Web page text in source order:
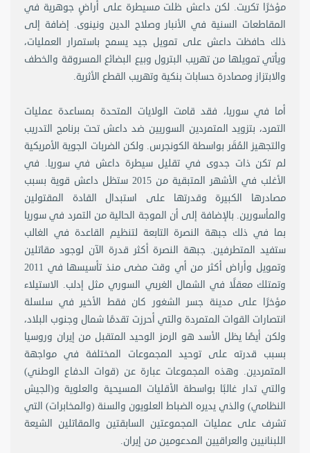
مؤخرًا تكريت. لكن داعش ظلت مسيطرة على أراضٍ جوهرية في
المقاطعات السنية في الأنبار وصلاح الدين ونينوى. إضافة إلى
ذلك حافظت داعش على تمويل جيد يسمح باستمرار العمليات،
ويأتي تمويلها من تهريب البترول وبيع البضائع المسروقة والخطف
والابتزاز ومصادرة حسابات بنكية وتهريب القطع الأثرية.
أما في سوريا، فقد قامت الولايات المتحدة بمساعدة عمليات
التمرد، بتزويد المتمردين السوريين ضد داعش تحت برنامج التدريب
والتجهيز المُقَر بواسطة الكونجرس. ولكن الضربات الجوية الأمريكية
لم تكن ذات جدوى في تقليل سيطرة داعش في سوريا. في
الأغلب في الأشهر المتبقية من 2015 ستظل داعش قوية بسبب
مصادرها الكبيرة وقدرتها على استبدال القادة المقتولين
والمأسورين. بالإضافة إلى أن الموجة الحالية من التمرد في سوريا
بما في ذلك جبهة النصرة التابعة لتنظيم القاعدة في الغالب
ستفيد المتطرفين. جبهة النصرة أكثر قدرة الآن لوجود مقاتلين
وتمويل وأراض أكثر من أي وقت مضى منذ تأسيسها في 2011
وتمتلك معقلًا في الشمال الغربي السوري مثل إدلب. الاستيلاء
مؤخرًا على مدينة جسر الشغور كان فقط الأخير في سلسلة
انتصارات القوات المتمردة والتي أحرزت تقدمًا شمال وجنوب البلاد،
ولكن أيضًا يظل الأسد هو الرمز الوحيد المتقبل من إيران وروسيا
بسبب قدرته على توحيد المجموعات المختلفة في مواجهة
المتمردين. وهذه المجموعات عبارة عن (قوات الدفاع الوطني)
والتي تدار غالبًا بواسطة الأقليات المسيحية والعلوية و(الجيش
النظامي) والذي يديره الضباط العلويون والسنة (والمخابرات) التي
تشرف على عمليات المجموعتين السابقتين والمقاتلين الشيعة
اللبنانيين والعراقيين المدعومين من إيران.